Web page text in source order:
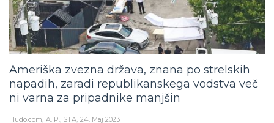
Ameriška zvezna država, znana po strelskih
napadih, zaradi republikanskega vodstva več
ni varna za pripadnike manjšin
Hudo.com A. P., STA 24. Maj 2023